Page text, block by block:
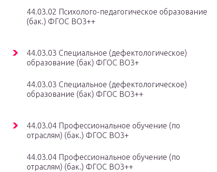
44.03.02 Психолого-педагогическое образование
(бак.) ФГОС ВО3++
44.03.03 Специальное (дефектологическое)
образование (бак) ФГОС ВО3+
44.03.03 Специальное (дефектологическое)
образование (бак) ФГОС ВО3++
44.03.04 Профессиональное обучение (по
отраслям) (бак.) ФГОС ВО3+
44.03.04 Профессиональное обучение (по
отраслям) (бак.) ФГОС ВО3++